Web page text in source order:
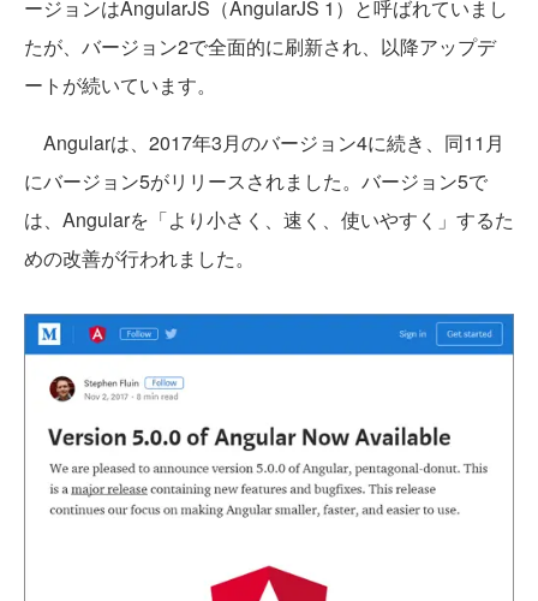
ージョンはAngularJS（AngularJS 1）と呼ばれていまし
たが、バージョン2で全面的に刷新され、以降アップデ
ートが続いています。
Angularは、2017年3月のバージョン4に続き、同11月
にバージョン5がリリースされました。バージョン5で
は、Angularを「より小さく、速く、使いやすく」するた
めの改善が行われました。